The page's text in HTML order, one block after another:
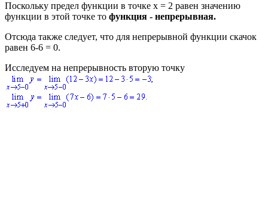
Поскольку предел функции в точке x = 2 равен значению
функции в этой точке то функция - непрерывная.
Отсюда также следует, что для непрерывной функции скачок
равен 6-6 = 0.
Исследуем на непрерывность вторую точку